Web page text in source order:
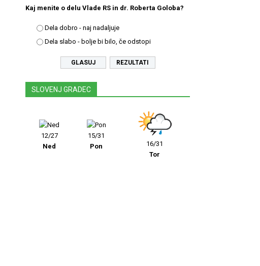
Kaj menite o delu Vlade RS in dr. Roberta Goloba?
Dela dobro - naj nadaljuje
Dela slabo - bolje bi bilo, če odstopi
REZULTATI
SLOVENJ GRADEC
12/27
Ned
15/31
Pon
16/31
Tor